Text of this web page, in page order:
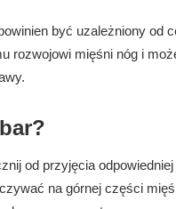
być uzależniony od
rozwojowi mięśni nóg i
od przyjęcia
na górnej części